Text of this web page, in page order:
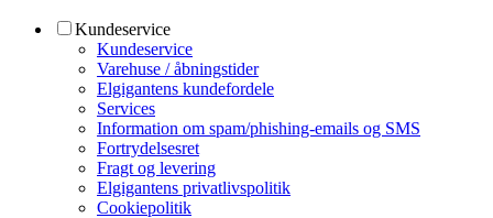
Kundeservice
Kundeservice
Varehuse / åbningstider
Elgigantens kundefordele
Services
Information om spam/phishing-emails og SMS
Fortrydelsesret
Fragt og levering
Elgigantens privatlivspolitik
Cookiepolitik